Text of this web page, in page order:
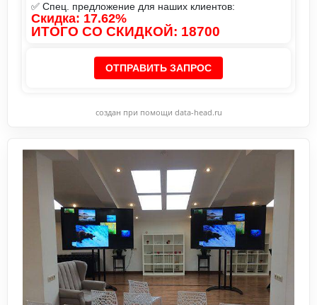
✅ Спец. предложение для наших клиентов:
Скидка: 17.62%
ИТОГО СО СКИДКОЙ: 18700
ОТПРАВИТЬ ЗАПРОС
создан при помощи data-head.ru